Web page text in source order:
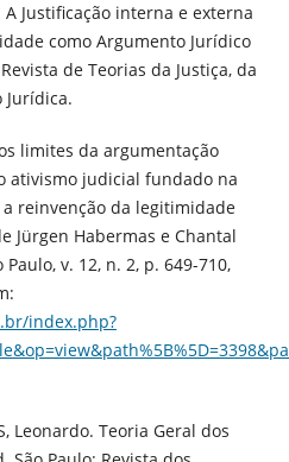
A Justificação interna e externa
como Argumento Jurídico
de Teorias da Justiça, da
Jurídica.
os limites da argumentação
ativismo judicial fundado na
reinvenção da legitimidade
Jürgen Habermas e Chantal
v. 12, n. 2, p. 649-710,
index.php?
Leonardo. Teoria Geral dos